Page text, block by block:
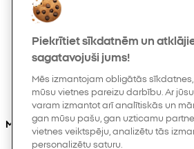
Kolekcijas
Zīdaiņiem
Bērniem
Mājoklim
Vīriešiem
Mūs varat atrast arī
Piekrītiet sīkdatnēm un
sagatavojuši jums!
Mēs izmantojam obligātās
mūsu vietnes pareizu darbību. Ar
varam izmantot arī analītiskās un
gan mūsu pašu, gan uzticamu
vietnes veiktspēju, analizētu tās
personalizētu saturu.